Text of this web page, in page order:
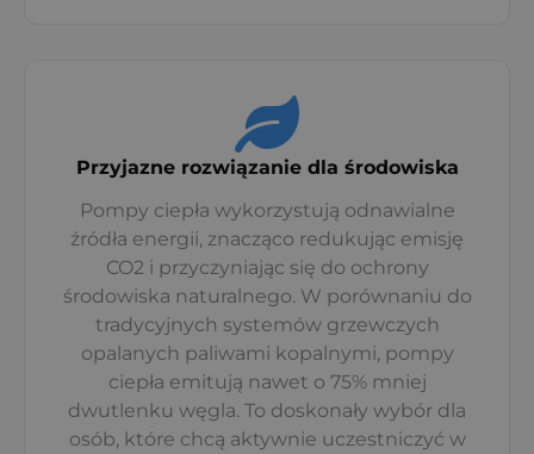
Przyjazne rozwiązanie dla środowiska
Pompy ciepła wykorzystują odnawialne
źródła energii, znacząco redukując emisję
CO2 i przyczyniając się do ochrony
środowiska naturalnego. W porównaniu do
tradycyjnych systemów grzewczych
opalanych paliwami kopalnymi, pompy
ciepła emitują nawet o 75% mniej
dwutlenku węgla. To doskonały wybór dla
osób, które chcą aktywnie uczestniczyć w